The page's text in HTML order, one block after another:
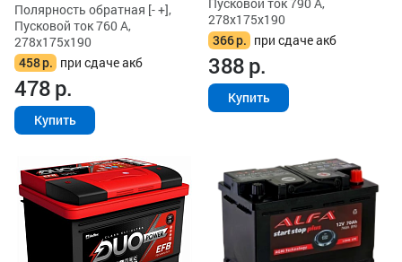
Полярность обратная [- +],
Пусковой ток 760 А,
278x175x190
458р. при сдаче акб
478р.
Купить
278x175x190
366р. при сдаче акб
388р.
Купить